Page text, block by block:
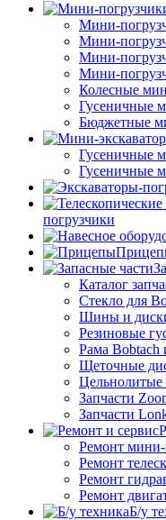
Мини-
Мини-
Мини-
Мини-
Колесные
Гусеничные
Бюджетные
Гусеничные
Гусеничные
погрузчики
Каталог
Стекло для
Шины и
Резиновые
Рама Bobtach
Щеточные
Цельнолитые
Запчасти
Запчасти
Ремонт мини-
Ремонт
Ремонт
Ремонт
Б/у